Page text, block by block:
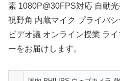
素 1080P@30FPS対応 自動
視野角 内蔵マイク プライバ
ビデオ議 オンライン授業 ラ
ーをお届けします。